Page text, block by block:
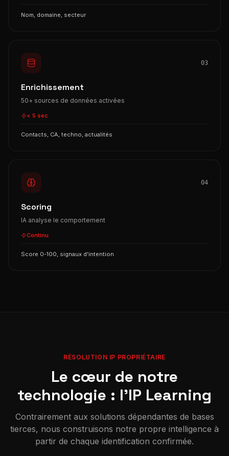
Nom, domaine, secteur
03
Enrichissement
50+ sources de données activées
< 5 sec
Contacts, CA, techno, actualités
04
Scoring
IA analyse le comportement
Continu
Score 0-100, signaux d'intention
RÉSOLUTION IP PROPRIÉTAIRE
Le cœur de notre
technologie : l'IP Learning
Contrairement aux solutions dépendantes de bases
tierces, nous construisons notre propre intelligence à
partir de chaque identification confirmée.